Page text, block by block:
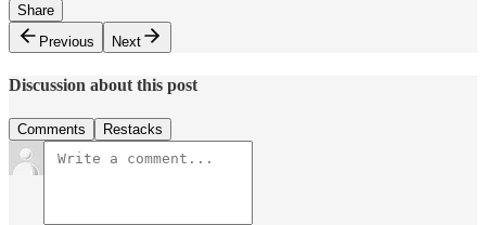
Share
Previous
Next
Discussion about this post
Comments Restacks